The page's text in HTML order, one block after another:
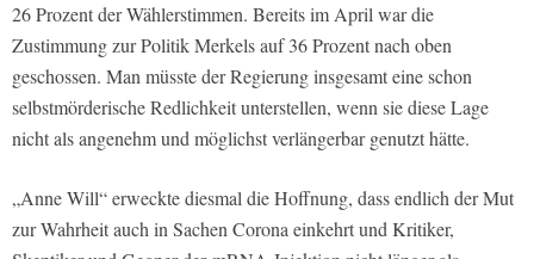
26 Prozent der Wählerstimmen. Bereits im April war die
Zustimmung zur Politik Merkels auf 36 Prozent nach oben
geschossen. Man müsste der Regierung insgesamt eine schon
selbstmörderische Redlichkeit unterstellen, wenn sie diese Lage
nicht als angenehm und möglichst verlängerbar genutzt hätte.
„Anne Will“ erweckte diesmal die Hoffnung, dass endlich der Mut
zur Wahrheit auch in Sachen Corona einkehrt und Kritiker,